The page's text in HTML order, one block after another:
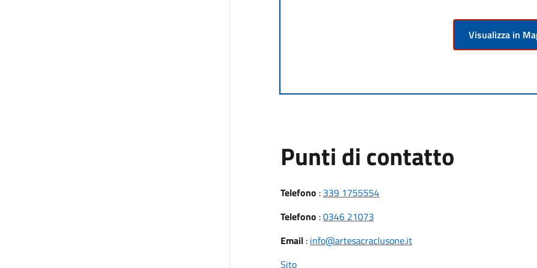
Visualizza in
Punti di contatto
Telefono : 339 1755554
Telefono :0346 21073
Email: info@artesacraclusone.it
Sito